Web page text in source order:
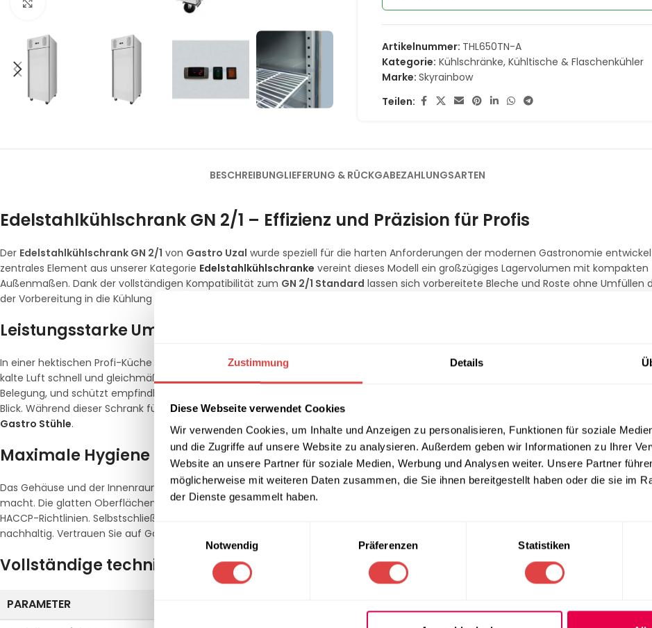
Zustimmung Details
Diese Webseite verwendet Cookies
Wir verwenden Cookies, um Inhalte und Anzeigen zu personalisieren, Funktionen für soziale
und die Zugriffe auf unsere Website zu analysieren. Außerdem geben wir Informationen zu Ihrer
Website an unsere Partner für soziale Medien, Werbung und Analysen weiter. Unsere Partner
möglicherweise mit weiteren Daten zusammen, die Sie ihnen bereitgestellt haben oder die sie im
der Dienste gesammelt haben.
Einwilligungsauswahl
Notwendig
Präferenzen Statistiken
Klick zum Vergrößern
Artikelnummer: THL650TN-A
Kategorie: Kühlschränke, Kühltische & Flaschenkühler
Marke:Skyrainbow
Teilen:
BESCHREIBUNGLIEFERUNG & RÜCKGABEZAHLUNGSARTEN
Edelstahlkühlschrank GN 2/1 – Effizienz und Präzision für Profis
Der Edelstahlkühlschrank GN 2/1 von Gastro Uzal wurde speziell für die harten Anforderungen der modernen Gastronomie
zentrales Element aus unserer Kategorie Edelstahlkühlschranke vereint dieses Modell ein großzügiges Lagervolumen mit kompakten
Außenmaßen. Dank der vollständigen Kompatibilität zum GN 2/1 Standard lassen sich vorbereitete Bleche und Roste ohne Umfüllen
der Vorbereitung in die Kühlung schieben, was Zeit spart und die Hygiene verbessert.
Leistungsstarke Umluftkühlung für konstante Frische
In einer hektischen Profi-Küche werden Kühlschranktüren oft im Minutentakt geöffnet. Die integrierte
sorgt dafür,
kalte Luft schnell und gleichmäßig im gesamten Innenraum verteilt wird. Dies garantiert eine konstante Temperatur, selbst bei hoher
Belegung, und schützt empfindliche Lebensmittel vor Verderb. Über die präzise digitale Steuerung behalten Sie die Temperatur
Blick. Während dieser Schrank für kühle Fakten sorgt, finden Sie für das Wohlbefinden Ihrer Gäste die passende Bestuhlung in unserer
Gastro Stühle.
Maximale Hygiene durch Edelstahl-Konstruktion
Das Gehäuse und der Innenraum sind aus hochwertigemEdelstahlgefertigt, was das Gerät besonders korrosionsbeständig und
macht. Die glatten Oberflächen und abgerundeten Ecken im Innenraum ermöglichen eine schnelle und gründliche Reinigung nach
HACCP-Richtlinien. Selbstschließende Türen und eine hochwertige Isolierung minimieren den Energieverbrauch und senken Ihre
nachhaltig. Vertrauen Sie auf Gastro-Qualität von Gastro Uzal für Ihre tägliche Frische-Garantie.
Vollständige technische Details
PARAMETER